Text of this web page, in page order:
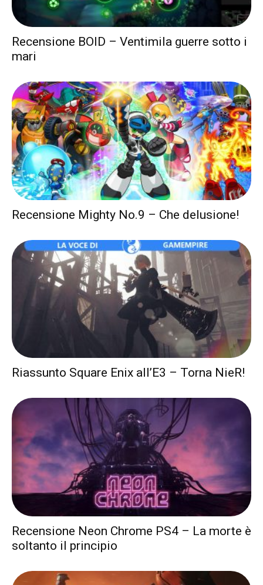
Recensione BOID – Ventimila guerre sotto i
mari
Recensione Mighty No.9 – Che delusione!
Riassunto Square Enix all’E3 – Torna NieR!
Recensione Neon Chrome PS4 – La morte è
soltanto il principio